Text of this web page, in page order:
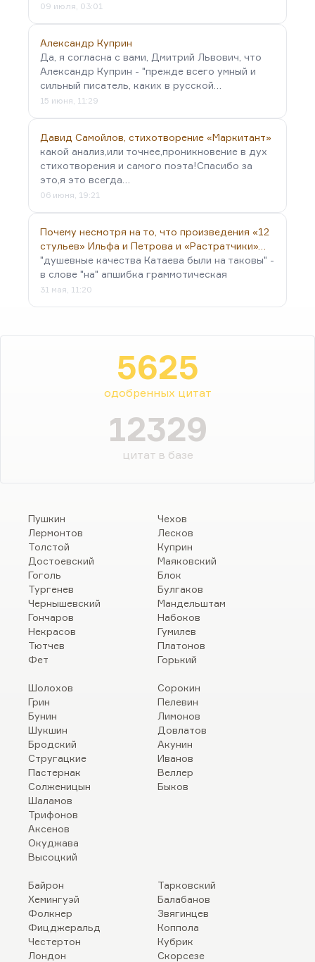
09 июля, 03:01
Александр Куприн
Да, я согласна с вами, Дмитрий Львович, что
Александр Куприн - "прежде всего умный и
сильный писатель, каких в русской…
15 июня, 11:29
Давид Самойлов, стихотворение «Маркитант»
какой анализ,или точнее,проникновение в дух
стихотворения и самого поэта!Спасибо за
это,я это всегда…
06 июня, 19:21
Почему несмотря на то, что произведения «12
стульев» Ильфа и Петрова и «Растратчики»…
"душевные качества Катаева были на таковы" -
в слове "на" апшибка граммотическая
31 мая, 11:20
5625
одобренных цитат
12329
цитат в базе
Пушкин
Лермонтов
Толстой
Достоевский
Гоголь
Тургенев
Чернышевский
Гончаров
Некрасов
Тютчев
Фет
Чехов
Лесков
Куприн
Маяковский
Блок
Булгаков
Мандельштам
Набоков
Гумилев
Платонов
Горький
Шолохов
Грин
Бунин
Шукшин
Бродский
Стругацкие
Пастернак
Солженицын
Шаламов
Трифонов
Аксенов
Окуджава
Высоцкий
Сорокин
Пелевин
Лимонов
Довлатов
Акунин
Иванов
Веллер
Быков
Байрон
Хемингуэй
Фолкнер
Фицджеральд
Честертон
Лондон
Тарковский
Балабанов
Звягинцев
Коппола
Кубрик
Скорсезе